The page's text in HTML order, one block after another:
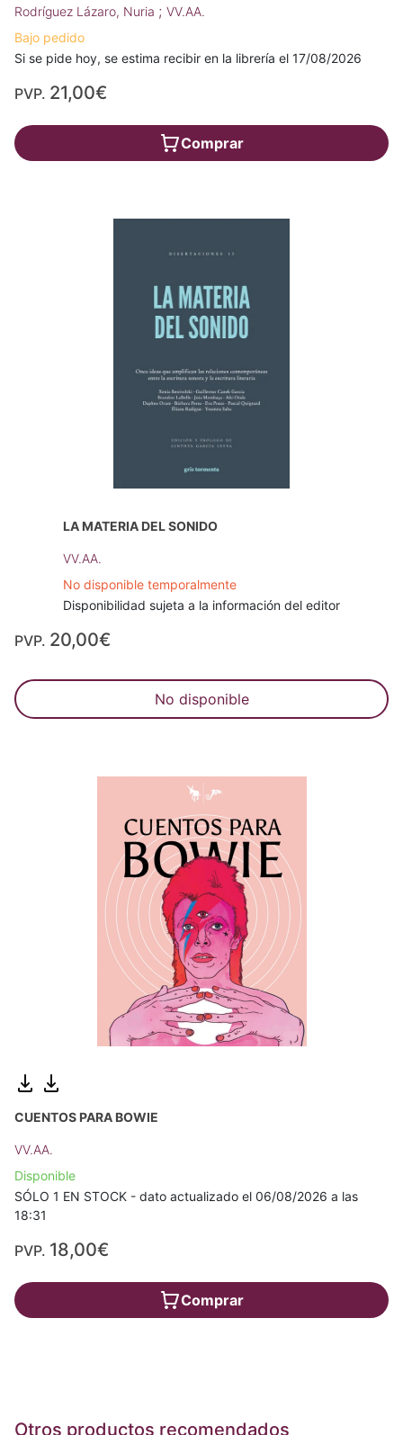
Rodríguez Lázaro, Nuria ; VV.AA.
Bajo pedido
Si se pide hoy, se estima recibir en la librería el 17/08/2026
PVP. 21,00€
Comprar
LA MATERIA DEL SONIDO
VV.AA.
No disponible temporalmente
Disponibilidad sujeta a la información del editor
PVP. 20,00€
No disponible
CUENTOS PARA BOWIE
VV.AA.
Disponible
SÓLO 1 EN STOCK - dato actualizado el 06/08/2026 a las
18:31
PVP. 18,00€
Comprar
Otros productos recomendados